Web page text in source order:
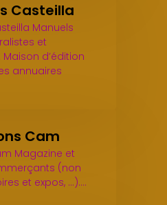
Casteilla
Manuels
et
d’édition
annuaires
Cam
Magazine et
(non
et expos, ...).…